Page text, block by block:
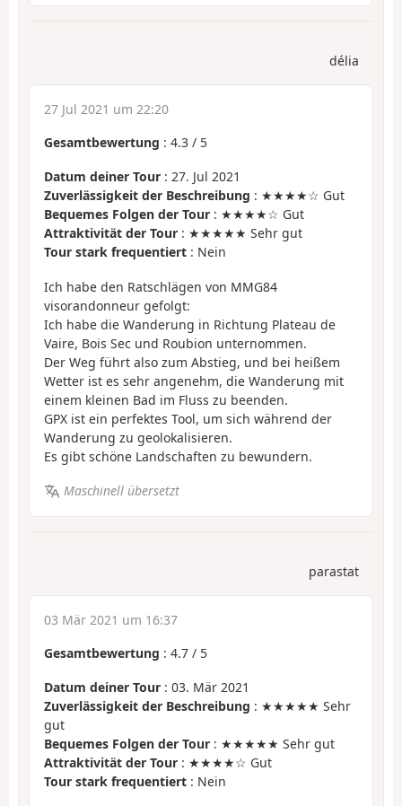
délia
27 Jul 2021 um 22:20
Gesamtbewertung : 4.3 / 5
Datum deiner Tour : 27. Jul 2021
Zuverlässigkeit der Beschreibung : ★★★★☆ Gut
Bequemes Folgen der Tour : ★★★★☆ Gut
Attraktivität der Tour : ★★★★★ Sehr gut
Tour stark frequentiert : Nein
Ich habe den Ratschlägen von MMG84
visorandonneur gefolgt:
Ich habe die Wanderung in Richtung Plateau de
Vaire, Bois Sec und Roubion unternommen.
Der Weg führt also zum Abstieg, und bei heißem
Wetter ist es sehr angenehm, die Wanderung mit
einem kleinen Bad im Fluss zu beenden.
GPX ist ein perfektes Tool, um sich während der
Wanderung zu geolokalisieren.
Es gibt schöne Landschaften zu bewundern.
Maschinell übersetzt
parastat
03 Mär 2021 um 16:37
Gesamtbewertung : 4.7 / 5
Datum deiner Tour : 03. Mär 2021
Zuverlässigkeit der Beschreibung : ★★★★★ Sehr
gut
Bequemes Folgen der Tour : ★★★★★ Sehr gut
Attraktivität der Tour : ★★★★☆ Gut
Tour stark frequentiert : Nein